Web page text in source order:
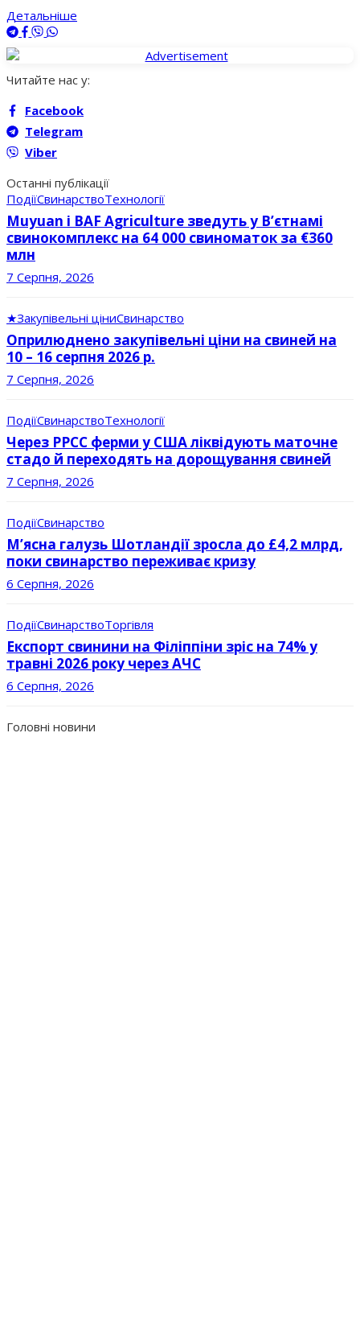
Детальніше
Читайте нас у:
Facebook
Telegram
Viber
Останні публікації
ПодіїСвинарствоТехнології
Muyuan і BAF Agriculture зведуть у В’єтнамі
свинокомплекс на 64 000 свиноматок за €360
млн
7 Серпня, 2026
★Закупівельні ціниСвинарство
Оприлюднено закупівельні ціни на свиней на
10 – 16 серпня 2026 р.
7 Серпня, 2026
ПодіїСвинарствоТехнології
Через РРСС ферми у США ліквідують маточне
стадо й переходять на дорощування свиней
7 Серпня, 2026
ПодіїСвинарство
М’ясна галузь Шотландії зросла до £4,2 млрд,
поки свинарство переживає кризу
6 Серпня, 2026
ПодіїСвинарствоТоргівля
Експорт свинини на Філіппіни зріс на 74% у
травні 2026 року через АЧС
6 Серпня, 2026
Головні новини